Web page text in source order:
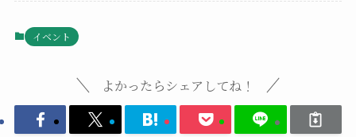
イベント
よかったらシェアしてね！